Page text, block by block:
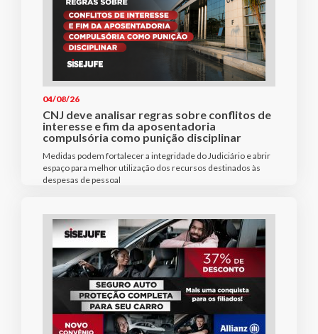
04/08/26
CNJ deve analisar regras sobre conflitos de
interesse e fim da aposentadoria
compulsória como punição disciplinar
Medidas podem fortalecer a integridade do Judiciário e abrir
espaço para melhor utilização dos recursos destinados às
despesas de pessoal